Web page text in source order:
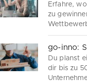
Erfahre,
zu
go-inno:
Du planst
dir bis zu